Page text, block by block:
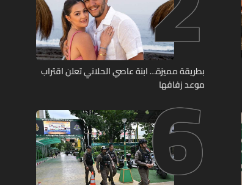
بطريقة مميزة… ابنة عاصي الحلاني تعلن اقتراب
موعد زفافها
6